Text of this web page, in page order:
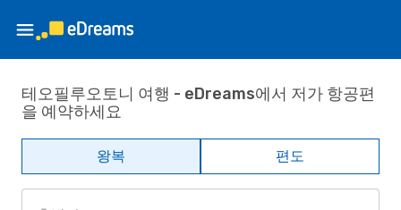
테오필루오토니 여행 - eDreams에서 저가 항공편
을 예약하세요
왕복 편도